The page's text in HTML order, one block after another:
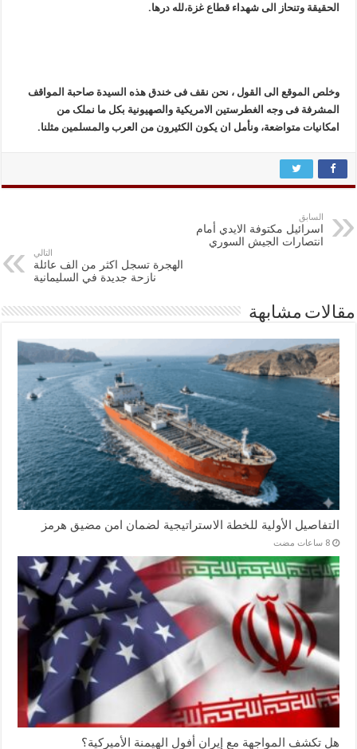
الحقیقة وتنحاز الى شهداء قطاع غزة،لله درها.
وخلص الموقع الى القول ، نحن نقف فی خندق هذه السیدة صاحبة المواقف
المشرفة فی وجه الغطرستین الامریکیة والصهیونیة بکل ما نملک من
امکانیات متواضعة، ونأمل ان یکون الکثیرون من العرب والمسلمین مثلنا.
السابق
اسرائيل مكتوفة الايدي أمام
انتصارات الجيش السوري
التالي
الهجرة تسجل اكثر من الف عائلة
نازحة جديدة في السليمانية
مقالات مشابهة
التفاصيل الأولية للخطة الاستراتيجية لضمان امن مضيق هرمز
‏8 ساعات مضت
هل تكشف المواجهة مع إيران أفول الهيمنة الأميركية؟